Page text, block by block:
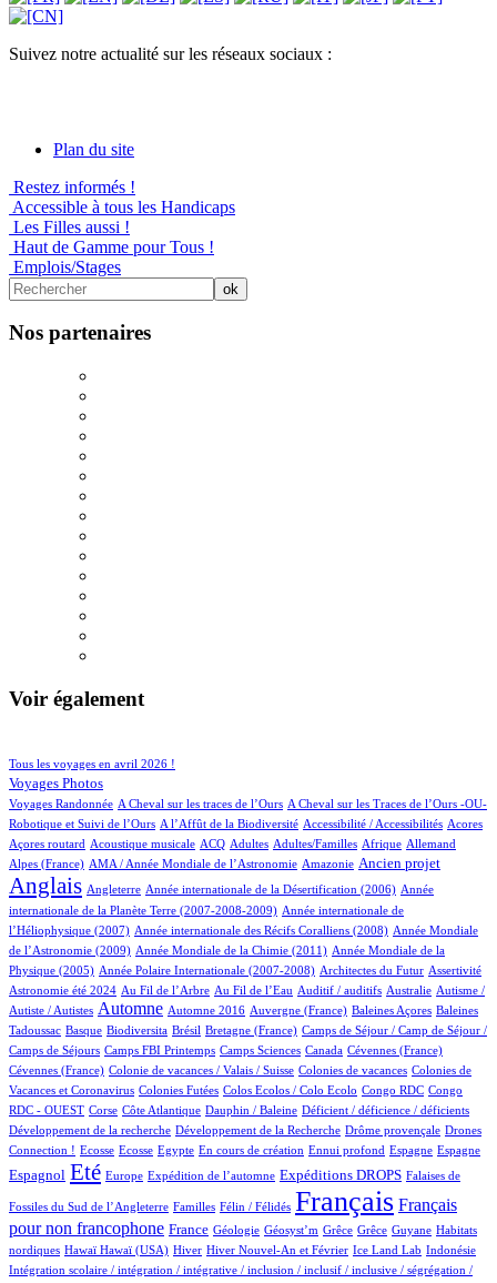
Suivez notre actualité sur les réseaux sociaux :
Plan du site
Restez informés !
Accessible à tous les Handicaps
Les Filles aussi !
Haut de Gamme pour Tous !
Emplois/Stages
Nos partenaires
Voir également
Tous les voyages en avril 2026 !
198/874
Voyages Photos
149/874
Voyages Randonnée
4/874 A Cheval sur les traces de l’Ours
4/874
A Cheval sur les Traces de l’Ours -OU-
Robotique et Suivi de l’Ours
5/874 A l’Affût de la Biodiversité
2/874 Accessibilité / Accessibilités
2/874 Acores
1/874
Açores routard
3/874 Acoustique musicale
100/874 ACQ
28/874 Adultes
12/874 Adultes/Familles
1/874 Afrique
64/874 Allemand
20/874
Alpes (France)
12/874 AMA / Année Mondiale de l’Astronomie
5/874 Amazonie
241/874 Ancien projet
669/874
Anglais
63/874 Angleterre
6/874 Année internationale de la Désertification (2006)
13/874
Année
internationale de la Planète Terre (2007-2008-2009)
5/874
Année internationale de
l’Héliophysique (2007)
1/874 Année internationale des Récifs Coralliens (2008)
12/874
Année Mondiale
de l’Astronomie (2009)
2/874 Année Mondiale de la Chimie (2011)
15/874
Année Mondiale de la
Physique (2005)
5/874 Année Polaire Internationale (2007-2008)
3/874 Architectes du Futur
1/874 Assertivité
59/874
Astronomie été 2024
25/874 Au Fil de l’Arbre
16/874 Au Fil de l’Eau
2/874 Auditif / auditifs
1/874 Australie
2/874
Autisme /
Autiste / Autistes
411/874 Automne
5/874 Automne 2016
5/874 Auvergne (France)
1/874 Baleines Açores
2/874
Baleines
Tadoussac
1/874 Basque
75/874 Biodiversita
1/874 Brésil
13/874 Bretagne (France)
109/874
Camps de Séjour / Camp de Séjour /
Camps de Séjours
5/874 Camps FBI Printemps
13/874 Camps Sciences
4/874 Canada
3/874 Cévennes (France)
2/874
Cévennes (France)
1/874 Colonie de vacances / Valais / Suisse
5/874 Colonies de vacances
3/874
Colonies de
Vacances et Coronavirus
1/874 Colonies Futées
1/874 Colos Ecolos / Colo Ecolo
1/874 Congo RDC
1/874
Congo
RDC - OUEST
1/874 Corse
16/874 Côte Atlantique
1/874 Dauphin / Baleine
2/874 Déficient / déficience / déficients
1/874
Développement de la recherche
1/874 Développement de la Recherche
1/874 Drôme provençale
13/874
Drones
Connection !
1/874 Ecosse
1/874 Ecosse
1/874 Egypte
14/874 En cours de création
1/874 Ennui profond
20/874 Espagne
14/874 Espagne
245/874
Espagnol
663/874 Eté
11/874 Europe
171/874 Expédition de l’automne
255/874 Expéditions DROPS
4/874 Falaises de
Fossiles du Sud de l’Angleterre Familles Félin / Félidés Français Français
pour non francophone
282/874 France
33/874 Géologie
1/874 Géosyst’m
1/874 Grêce
1/874 Grêce
1/874 Guyane
2/874
Habitats
nordiques
2/874 Hawaï
2/874 Hawaï (USA)
138/874 Hiver
22/874 Hiver Nouvel-An et Février
8/874 Ice Land Lab
2/874 Indonésie
1/874
Intégration scolaire / intégration / intégrative / inclusion / inclusif / inclusive / ségrégation /